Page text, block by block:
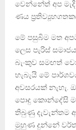
වෙන්නේත් අප මැදි
ණය
මේ පසුබිම මත
ලෙස පැරිස්
බැංකුව සමඟත්
හැබැයි මේ
අවසරයක් නැහැ.
පොදු කොන්දේසි
තිබුණු දැවැන්තම
මුහුණ දුන්නේ